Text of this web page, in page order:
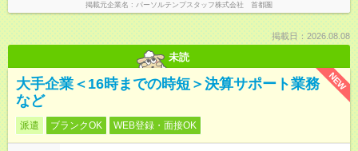
掲載元企業名 パーソルテンプスタッフ株式会社 首都圏
掲載日：2026.08.08
未読
NEW
大手企業＜16時までの時短＞決算サポート業務
など
派遣 ブランクOK WEB登録・面接OK